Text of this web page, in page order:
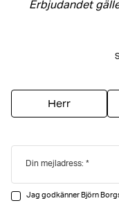
Erbjudandet
Herr
Din mejladress:
Jag godkänner Björn